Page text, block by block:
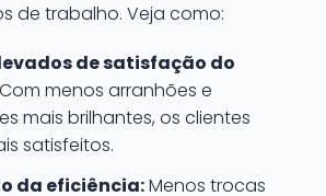
de trabalho. Veja como:
de satisfação do
Com menos arranhões e
mais brilhantes, os clientes
satisfeitos.
da eficiência:Menos trocas